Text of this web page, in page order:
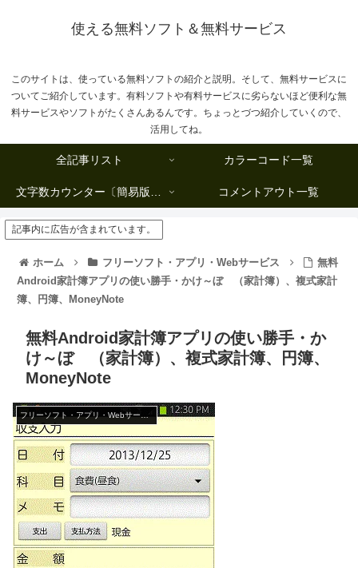
使える無料ソフト＆無料サービス
このサイトは、使っている無料ソフトの紹介と説明。そして、無料サービスに
ついてご紹介しています。有料ソフトや有料サービスに劣らないほど便利な無
料サービスやソフトがたくさんあるんです。ちょっとづつ紹介していくので、
活用してね。
全記事リスト カラーコード一覧
文字数カウンター〔簡易版複数行タイプ〕 コメントアウト一覧
記事内に広告が含まれています。
ホーム フリーソフト・アプリ・Webサービス
無料
Android家計簿アプリの使い勝手・かけ～ぼ （家計簿）、複式家計
簿、円簿、MoneyNote
無料Android家計簿アプリの使い勝手・か
け～ぼ （家計簿）、複式家計簿、円簿、
MoneyNote
フリーソフト・アプリ・Webサービス